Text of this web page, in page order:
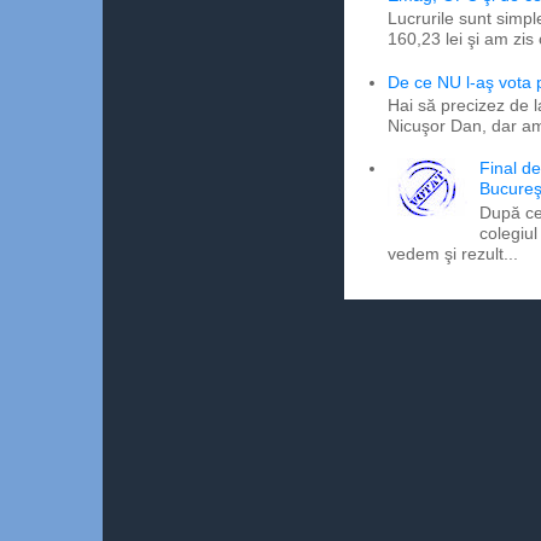
Lucrurile sunt
160,23 lei şi am
De ce NU l-aş vota
Hai să precizez de
Nicuşor Dan, dar
Final
După
vedem şi rezult...